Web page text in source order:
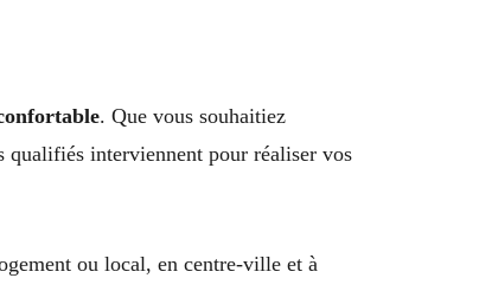
. Que vous souhaitiez
qualifiés interviennent pour réaliser vos
ou local, en centre-ville et à